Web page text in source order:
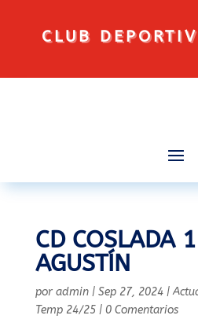
CLUB
CD COSLADA
AGUSTÍN
por admin| Sep 27, 2024|
Temp 24/25| 0 Comentarios